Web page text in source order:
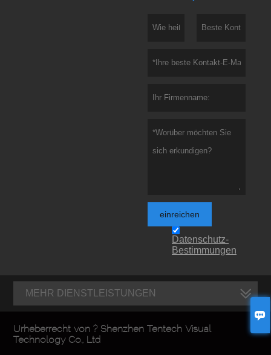

einreichen
Datenschutz-
Bestimmungen
MEHR DIENSTLEISTUNGEN
Urheberrecht von ? Shenzhen Tentech Visual
Technology Co., Ltd